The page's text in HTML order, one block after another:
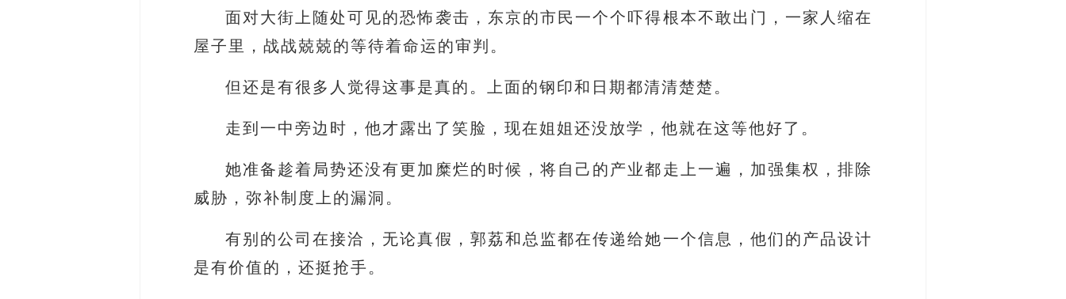
面对大街上随处可见的恐怖袭击，东京的市民一个个吓得根本不敢出门，一家人缩在
屋子里，战战兢兢的等待着命运的审判。
但还是有很多人觉得这事是真的。上面的钢印和日期都清清楚楚。
走到一中旁边时，他才露出了笑脸，现在姐姐还没放学，他就在这等他好了。
她准备趁着局势还没有更加糜烂的时候，将自己的产业都走上一遍，加强集权，排除
威胁，弥补制度上的漏洞。
有别的公司在接洽，无论真假，郭荔和总监都在传递给她一个信息，他们的产品设计
是有价值的，还挺抢手。